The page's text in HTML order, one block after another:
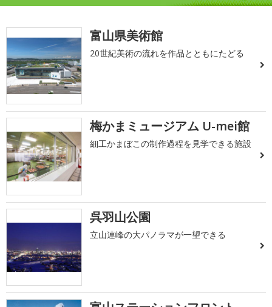
富山県美術館
20世紀美術の流れを作品とともにたどる
梅かまミュージアム U-mei館
細工かまぼこの制作過程を見学できる施設
呉羽山公園
立山連峰の大パノラマが一望できる